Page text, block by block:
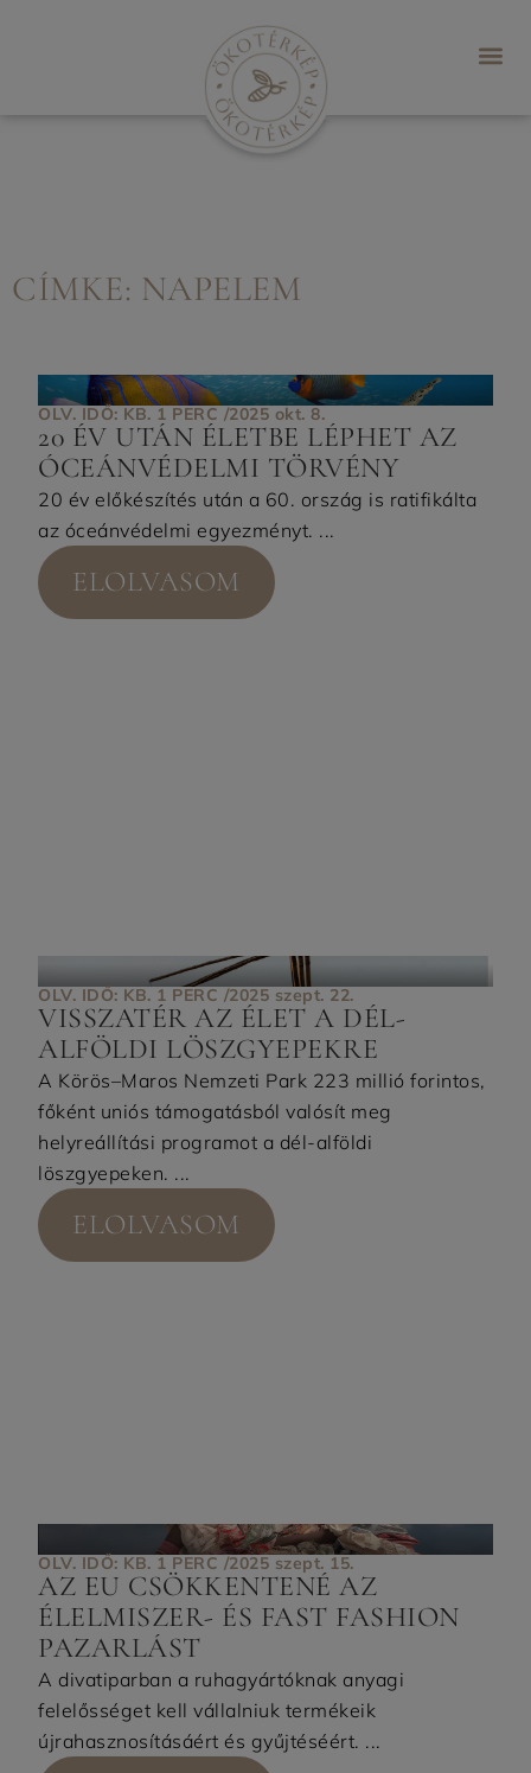
CÍMKE: NAPELEM
OLV. IDŐ: KB. 1 PERC /2025 okt. 8.
20 ÉV UTÁN ÉLETBE LÉPHET AZ
ÓCEÁNVÉDELMI TÖRVÉNY
20 év előkészítés után a 60. ország is ratifikálta
az óceánvédelmi egyezményt. ...
ELOLVASOM
OLV. IDŐ: KB. 1 PERC /2025 szept. 22.
VISSZATÉR AZ ÉLET A DÉL-
ALFÖLDI LÖSZGYEPEKRE
A Körös–Maros Nemzeti Park 223 millió forintos,
főként uniós támogatásból valósít meg
helyreállítási programot a dél-alföldi
löszgyepeken. ...
ELOLVASOM
OLV. IDŐ: KB. 1 PERC /2025 szept. 15.
AZ EU CSÖKKENTENÉ AZ
ÉLELMISZER- ÉS FAST FASHION
PAZARLÁST
A divatiparban a ruhagyártóknak anyagi
felelősséget kell vállalniuk termékeik
újrahasznosításáért és gyűjtéséért. ...